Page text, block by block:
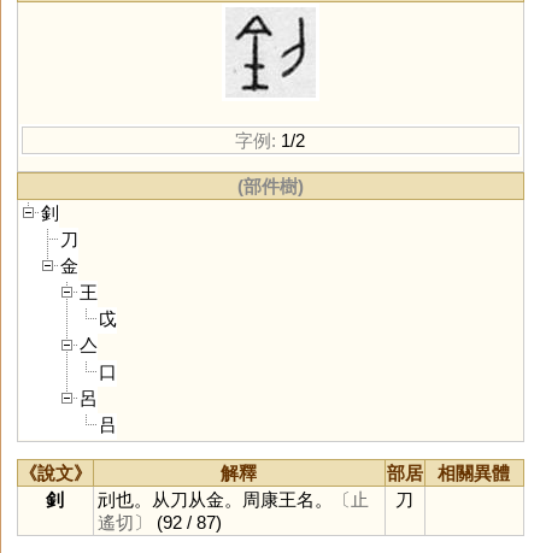
字例: 1/2
(部件樹)
釗
刀
金
王
戉
亼
口
呂
吕
《說文》 解釋 部居
相關異體
釗
刓也。从刀从金。周康王名。
〔止
遙切〕
(92 / 87)
刀